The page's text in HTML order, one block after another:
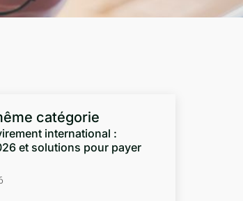
catégorie
international :
et solutions pour payer